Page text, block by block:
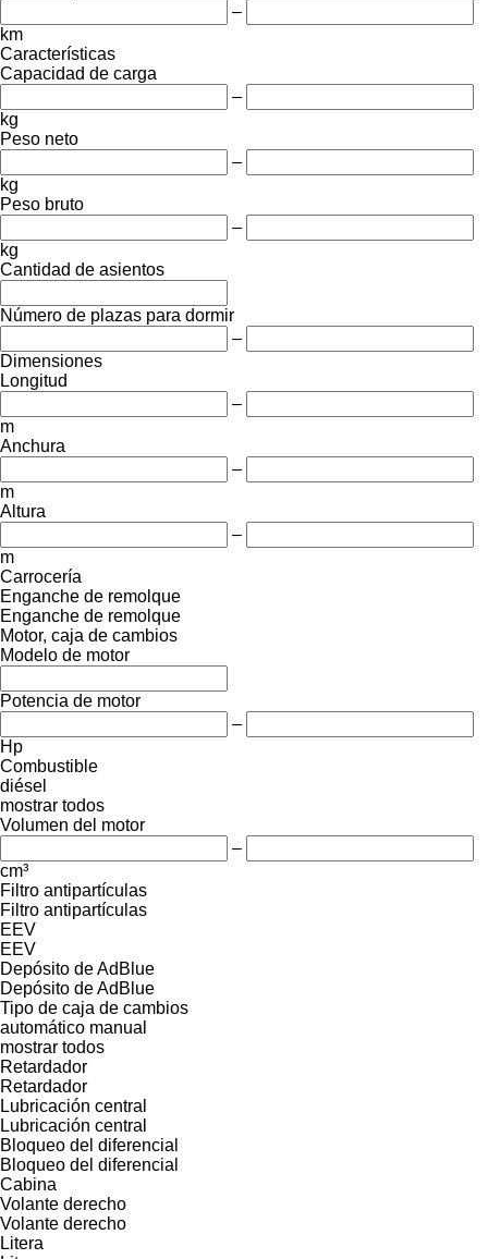
–
km
Características
Capacidad de carga
–
kg
Peso neto
–
kg
Peso bruto
–
kg
Cantidad de asientos
Número de plazas para dormir
–
Dimensiones
Longitud
–
m
Anchura
–
m
Altura
–
m
Carrocería
Enganche de remolque
Enganche de remolque
Motor, caja de cambios
Modelo de motor
Potencia de motor
–
Hp
Combustible
diésel
mostrar todos
Volumen del motor
–
cm³
Filtro antipartículas
Filtro antipartículas
EEV
EEV
Depósito de AdBlue
Depósito de AdBlue
Tipo de caja de cambios
automático manual
mostrar todos
Retardador
Retardador
Lubricación central
Lubricación central
Bloqueo del diferencial
Bloqueo del diferencial
Cabina
Volante derecho
Volante derecho
Litera